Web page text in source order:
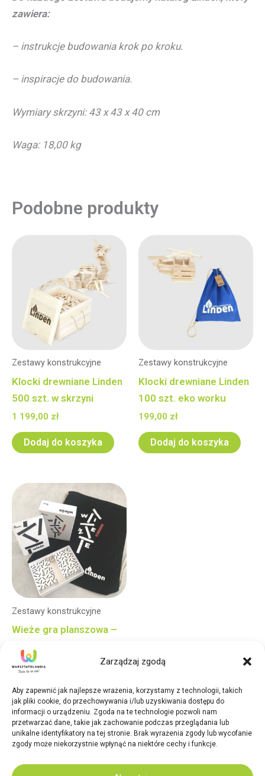
Zarządzaj zgodą
Aby zapewnić jak najlepsze wrażenia, korzystamy z technologii, takich
jak pliki cookie, do przechowywania i/lub uzyskiwania dostępu do
informacji o urządzeniu. Zgoda na te technologie pozwoli nam
przetwarzać dane, takie jak zachowanie podczas przeglądania lub
unikalne identyfikatory na tej stronie. Brak wyrażenia zgody lub wycofanie
zgody może niekorzystnie wpłynąć na niektóre cechy i funkcje.
zawiera:
– instrukcje budowania krok po kroku.
– inspiracje do budowania.
Wymiary skrzyni: 43 x 43 x 40 cm
Waga: 18,00 kg
Podobne produkty
Zestawy konstrukcyjne
Klocki drewniane Linden
500 szt. w skrzyni
1 199,00 zł
Dodaj do koszyka
Zestawy konstrukcyjne
Klocki drewniane Linden
100 szt. eko worku
199,00 zł
Dodaj do koszyka
Zestawy konstrukcyjne
Wieże gra planszowa –
Linden
Dodaj do koszyka